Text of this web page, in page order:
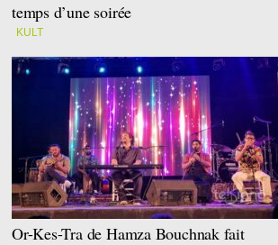
temps d’une soirée
KULT
Or-Kes-Tra de Hamza Bouchnak fait